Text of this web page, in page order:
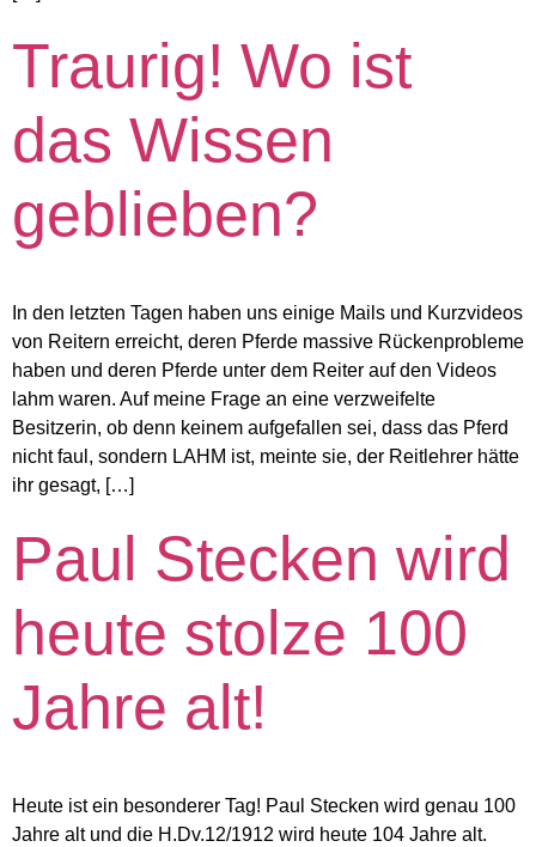
Traurig! Wo ist
das Wissen
geblieben?
In den letzten Tagen haben uns einige Mails und Kurzvideos
von Reitern erreicht, deren Pferde massive Rückenprobleme
haben und deren Pferde unter dem Reiter auf den Videos
lahm waren. Auf meine Frage an eine verzweifelte
Besitzerin, ob denn keinem aufgefallen sei, dass das Pferd
nicht faul, sondern LAHM ist, meinte sie, der Reitlehrer hätte
ihr gesagt, […]
Paul Stecken wird
heute stolze 100
Jahre alt!
Heute ist ein besonderer Tag! Paul Stecken wird genau 100
Jahre alt und die H.Dv.12/1912 wird heute 104 Jahre alt.